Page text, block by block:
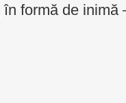
în formă de inimă